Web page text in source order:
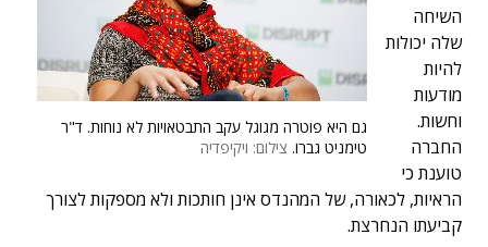
גם היא פוטרה מגוגל עקב התבטאויות לא נוחות. ד"ר
טימניט גברו. צילום: ויקיפדיה
השיחה
שלה יכולות
להיות
מודעות
וחשות.
החברה
טוענת כי
הראיות, לכאורה, של המהנדס אינן חותכות ולא מספקות לצורך
קביעתו הנחרצת.